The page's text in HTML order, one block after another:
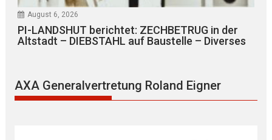
August 6, 2026
PI-LANDSHUT berichtet: ZECHBETRUG in der
Altstadt – DIEBSTAHL auf Baustelle – Diverses
AXA Generalvertretung Roland Eigner